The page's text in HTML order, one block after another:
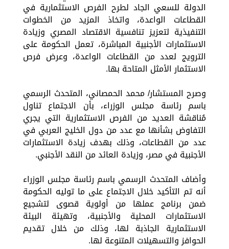
الدولة للسعي الجاد لطرح الفرص الاستثمارية في
القطاعات الواعدة، واتخاذ المزيد من الخطوات
التنفيذية لتعزيز تنافسية الاقتصاد المصري وزيادة
الاستثمارات الأجنبية المباشرة، تعمل الحكومة على
الترويج لعدد من القطاعات الواعدة، وعرض فرص
الاستثمار الأمثل المتاحة بها.
وصرح المستشار/ محمد الحمصاني، المتحدث الرسمي
باسم رئاسة مجلس الوزراء، بأن الاجتماع تناول
مُناقشة العديد من الفرص الاستثمارية التي يجري
التفاوض بشأنها مع عدد من دول الخليج العربي في
عدد من القطاعات، وذلك بهدف زيادة الاستثمارات
الأجنبية في مصر، وزيادة العائد من النقد الأجنبي.
وأضاف المتحدث الرسمي باسم رئاسة مجلس الوزراء
أنه تم التأكيد خلال الاجتماع على ما توليه الحكومة
ضمن برنامج عملها من أولوية قصوى لتشجيع
الاستثمارات المحلية والأجنبية، وتهيئة البيئة
الاستثمارية الجاذبة لها، وذلك من خلال تقديم
الحوافز والتسهيلات المتنوعة لها.